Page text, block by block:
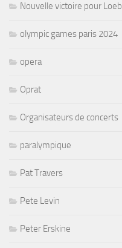
Nouvelle victoire pour Loeb
olympic games paris 2024
opera
Oprat
Organisateurs de concerts
paralympique
Pat Travers
Pete Levin
Peter Erskine